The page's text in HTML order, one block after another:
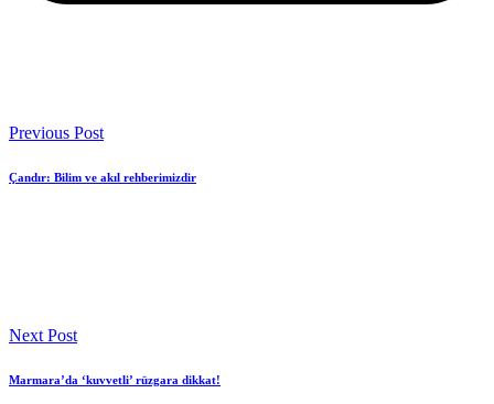
Previous Post
Çandır: Bilim ve akıl rehberimizdir
Next Post
Marmara’da ‘kuvvetli’ rüzgara dikkat!